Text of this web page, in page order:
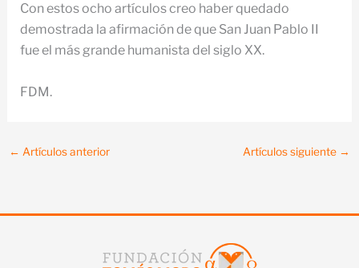
Con estos ocho artículos creo haber quedado
demostrada la afirmación de que San Juan Pablo II
fue el más grande humanista del siglo XX.
FDM.
← Artículos anterior Artículos siguiente →